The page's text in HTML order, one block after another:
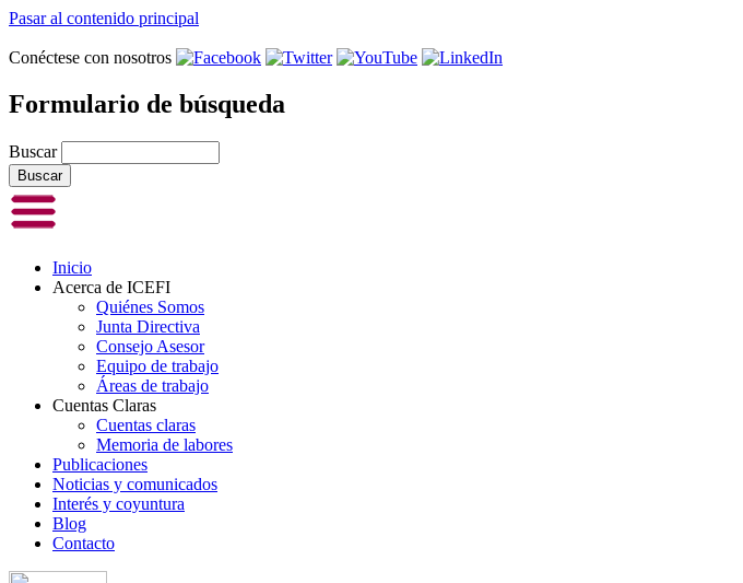
Pasar al contenido principal
Conéctese con nosotros
Formulario de búsqueda
Buscar
Inicio
Acerca de ICEFI
Quiénes Somos
Junta Directiva
Consejo Asesor
Equipo de trabajo
Áreas de trabajo
Cuentas Claras
Cuentas claras
Memoria de labores
Publicaciones
Noticias y comunicados
Interés y coyuntura
Blog
Contacto